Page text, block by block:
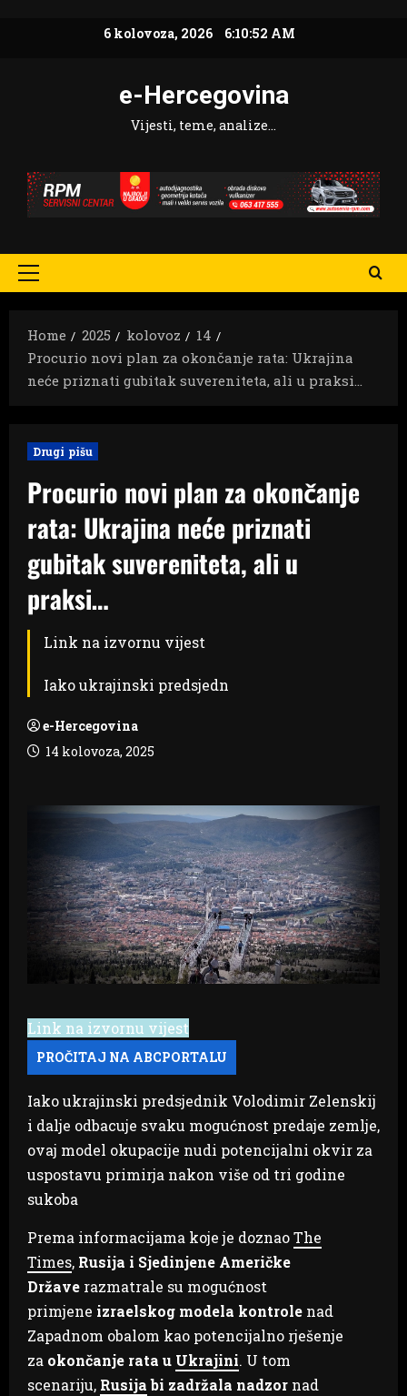
6 kolovoza, 2026 6:10:53 AM
e-Hercegovina
Vijesti, teme, analize…
Primary
Home
2025 kolovoz
14
Procurio novi plan za okončanje rata: Ukrajina
neće priznati gubitak suvereniteta, ali u praksi…
Drugi pišu
Procurio novi plan za okončanje
rata: Ukrajina neće priznati
gubitak suvereniteta, ali u
praksi…
Link na izvornu vijest
Iako ukrajinski predsjedn
e-Hercegovina
14 kolovoza, 2025
Link na izvornu vijest
Iako ukrajinski predsjednik Volodimir Zelenskij
i dalje odbacuje svaku mogućnost predaje zemlje,
ovaj model okupacije nudi potencijalni okvir za
uspostavu primirja nakon više od tri godine
sukoba
Prema informacijama koje je doznaoThe
Times, Rusija i Sjedinjene Američke
Države razmatrale su mogućnost
primjene izraelskog modela kontrole nad
Zapadnom obalom kao potencijalno rješenje
za okončanje rata u Ukrajini. U tom
scenariju, Rusijabi zadržala nadzor nad